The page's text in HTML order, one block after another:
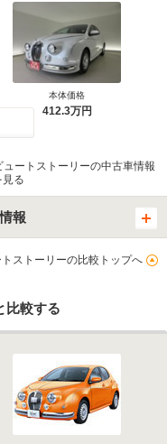
本体価格
412.3万円
ュートストーリーの中古車情報
見る
報
トストーリーの比較トップへ
比較する